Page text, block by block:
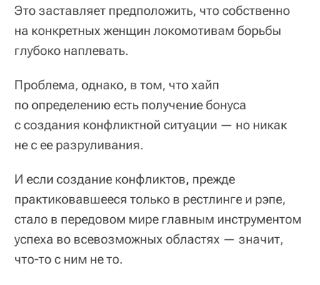
Это заставляет предположить, что собственно
на конкретных женщин локомотивам борьбы
глубоко наплевать.
Проблема, однако, в том, что хайп
по определению есть получение бонуса
с создания конфликтной ситуации — но никак
не с ее разруливания.
И если создание конфликтов, прежде
практиковавшееся только в рестлинге и рэпе,
стало в передовом мире главным инструментом
успеха во всевозможных областях — значит,
что-то с ним не то.